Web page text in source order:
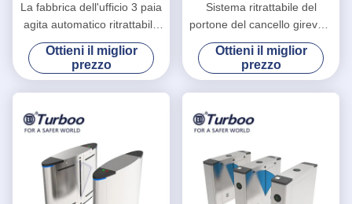
La fabbrica dell'ufficio 3 paia
agita automatico ritrattabile
del portone della barriera
progettato
Ottieni il miglior
prezzo
Sistema ritrattabile del
portone del cancello girevole
di altezza della vita di Barrie
RFID della falda SUS304
Ottieni il miglior
prezzo